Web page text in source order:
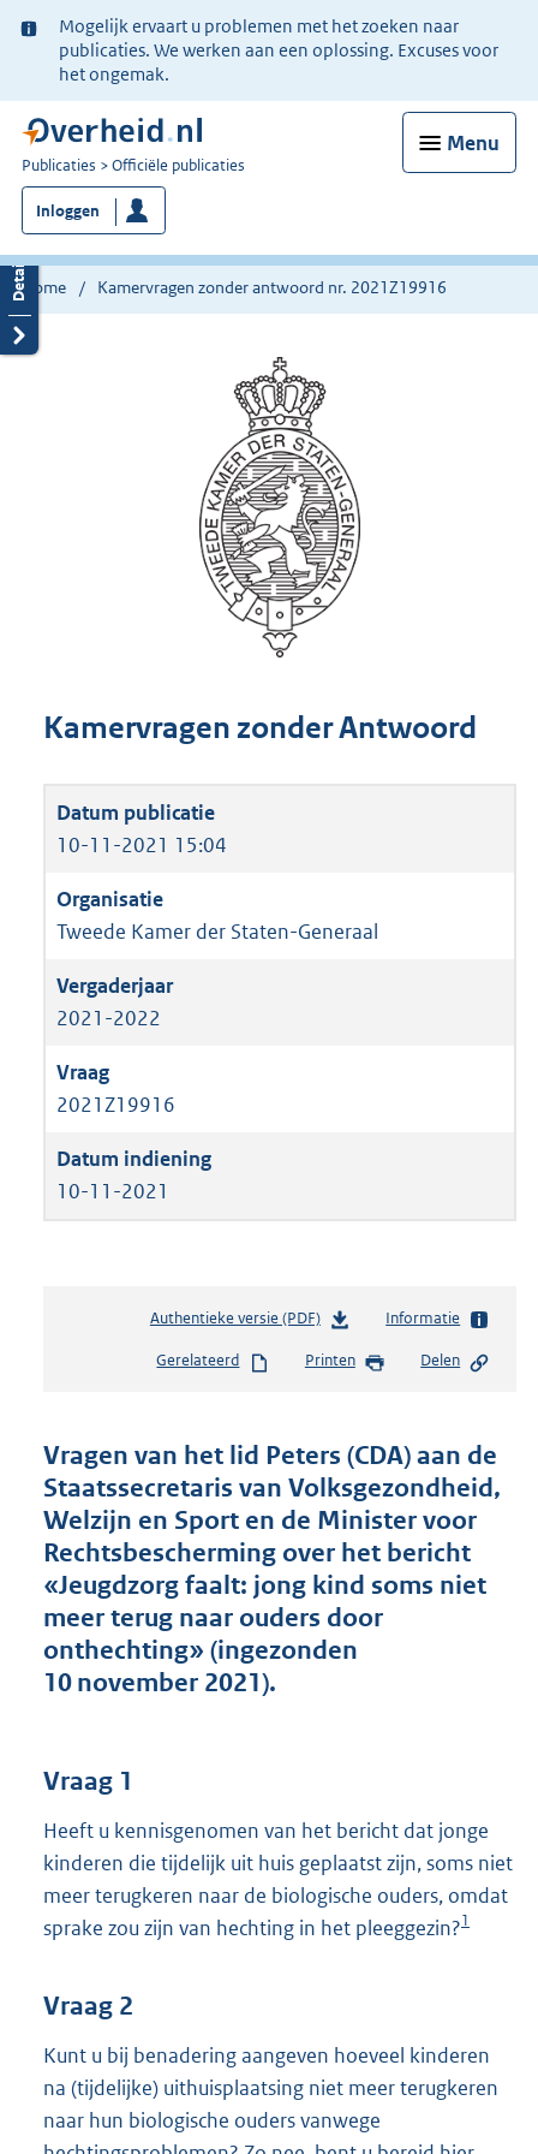
Ter
informatie:
Mogelijk ervaart u problemen met het zoeken naar
publicaties. We werken aan een oplossing. Excuses voor
het ongemak.
Menu
U
bent
nu
hier:
Publicaties Officiële publicaties
Inloggen
Home Kamervragen zonder antwoord nr. 2021Z19916
Kamervragen zonder Antwoord
10-11-2021 15:04
Tweede Kamer der Staten-Generaal
2021-2022
2021Z19916
10-11-2021
Authentieke versie (PDF)b
s
d
s
g
r
o
o
t
Informatie
Gerelateerd Printen Delen
Vragen van het lid Peters (CDA) aan de
Staatssecretaris van Volksgezondheid,
Welzijn en Sport en de Minister voor
Rechtsbescherming over het bericht
«Jeugdzorg faalt: jong kind soms niet
meer terug naar ouders door
onthechting» (ingezonden
10 november 2021).
Vraag 1
Heeft u kennisgenomen van het bericht dat jonge
kinderen die tijdelijk uit huis geplaatst zijn, soms niet
meer terugkeren naar de biologische ouders, omdat
sprake zou zijn van hechting in het pleeggezin?1
Vraag 2
Kunt u bij benadering aangeven hoeveel kinderen
na (tijdelijke) uithuisplaatsing niet meer terugkeren
naar hun biologische ouders vanwege